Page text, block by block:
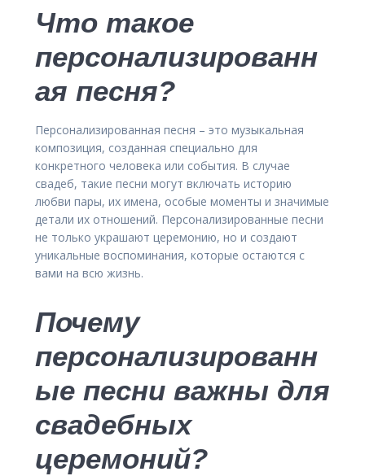
Что такое
персонализированн
ая песня?
Персонализированная песня – это музыкальная
композиция, созданная специально для
конкретного человека или события. В случае
свадеб, такие песни могут включать историю
любви пары, их имена, особые моменты и значимые
детали их отношений. Персонализированные песни
не только украшают церемонию, но и создают
уникальные воспоминания, которые остаются с
вами на всю жизнь.
Почему
персонализированн
ые песни важны для
свадебных
церемоний?